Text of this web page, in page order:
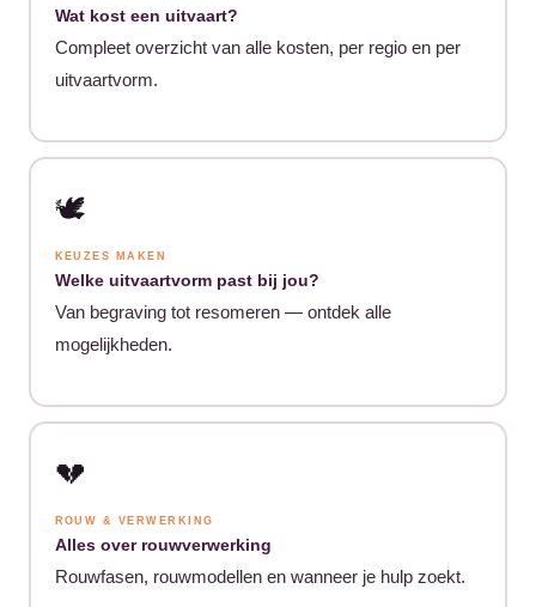
Wat kost een uitvaart?
Compleet overzicht van alle kosten, per regio en per
uitvaartvorm.
🕊️
KEUZES MAKEN
Welke uitvaartvorm past bij jou?
Van begraving tot resomeren — ontdek alle
mogelijkheden.
💔
ROUW & VERWERKING
Alles over rouwverwerking
Rouwfasen, rouwmodellen en wanneer je hulp zoekt.